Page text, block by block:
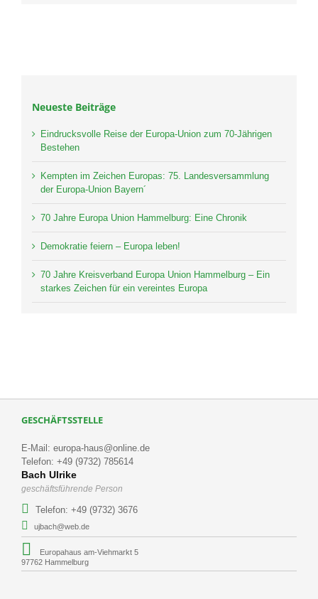
Neueste Beiträge
Eindrucksvolle Reise der Europa-Union zum 70-Jährigen
Bestehen
Kempten im Zeichen Europas: 75. Landesversammlung
der Europa-Union Bayern´
70 Jahre Europa Union Hammelburg: Eine Chronik
Demokratie feiern – Europa leben!
70 Jahre Kreisverband Europa Union Hammelburg – Ein
starkes Zeichen für ein vereintes Europa
GESCHÄFTSSTELLE
E-Mail: europa-haus@online.de
Telefon: +49 (9732) 785614
Bach Ulrike
geschäftsführende Person
Telefon: +49 (9732) 3676
ujbach@web.de
Europahaus am-Viehmarkt 5
97762 Hammelburg